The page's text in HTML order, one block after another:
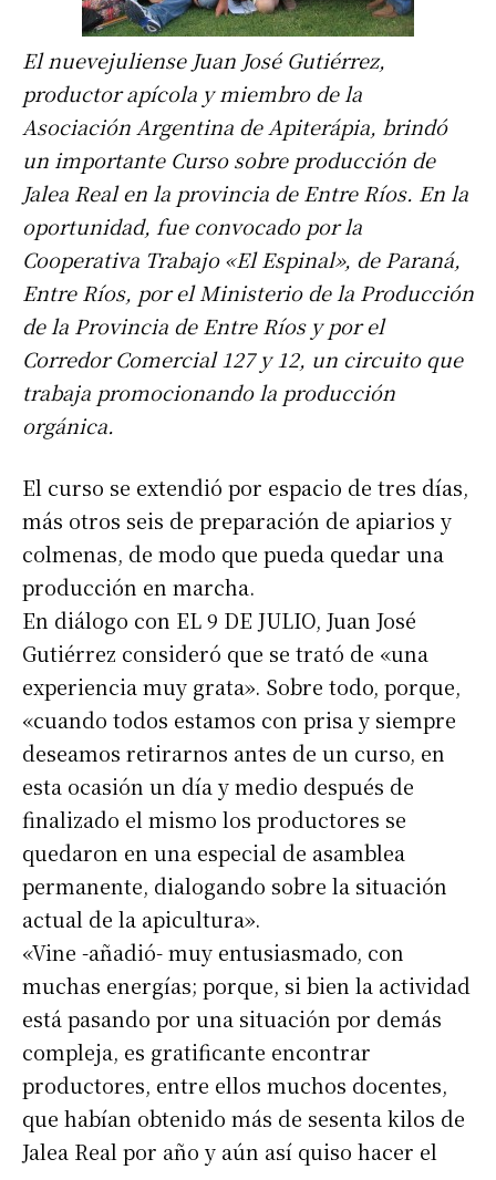
El nuevejuliense Juan José Gutiérrez,
productor apícola y miembro de la
Asociación Argentina de Apiterápia, brindó
un importante Curso sobre producción de
Jalea Real en la provincia de Entre Ríos. En la
oportunidad, fue convocado por la
Cooperativa Trabajo «El Espinal», de Paraná,
Entre Ríos, por el Ministerio de la Producción
de la Provincia de Entre Ríos y por el
Corredor Comercial 127 y 12, un circuito que
trabaja promocionando la producción
orgánica.
El curso se extendió por espacio de tres días,
más otros seis de preparación de apiarios y
colmenas, de modo que pueda quedar una
producción en marcha.
En diálogo con EL 9 DE JULIO, Juan José
Gutiérrez consideró que se trató de «una
experiencia muy grata». Sobre todo, porque,
«cuando todos estamos con prisa y siempre
deseamos retirarnos antes de un curso, en
esta ocasión un día y medio después de
finalizado el mismo los productores se
quedaron en una especial de asamblea
permanente, dialogando sobre la situación
actual de la apicultura».
«Vine -añadió- muy entusiasmado, con
muchas energías; porque, si bien la actividad
está pasando por una situación por demás
compleja, es gratificante encontrar
productores, entre ellos muchos docentes,
que habían obtenido más de sesenta kilos de
Jalea Real por año y aún así quiso hacer el